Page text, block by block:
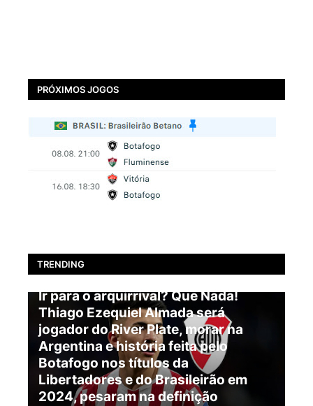
PRÓXIMOS JOGOS
TRENDING
BOTAFOGO
Ir para o arquirrival? Que Nada!
Thiago Ezequiel Almada será
jogador do River Plate, morar na
Argentina e história feita pelo
Botafogo nos títulos da
Libertadores e do Brasileirão em
2024, pesaram na definição